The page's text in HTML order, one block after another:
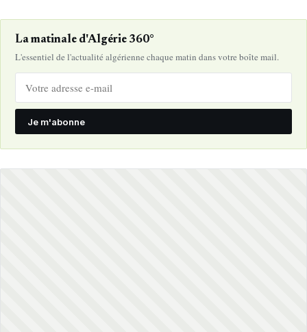
La matinale d'Algérie 360°
L'essentiel de l'actualité algérienne chaque matin dans votre boîte mail.
Je m'abonne